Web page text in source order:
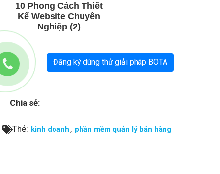
10 Phong Cách Thiết
Kế Website Chuyên
Nghiệp (2)
Đăng ký dùng thử giải pháp BOTA
Chia sẻ:
Thẻ: kinh doanh , phần mềm quản lý bán hàng